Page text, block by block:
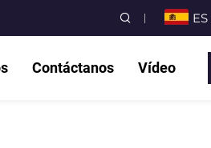
ES
Contáctanos Vídeo